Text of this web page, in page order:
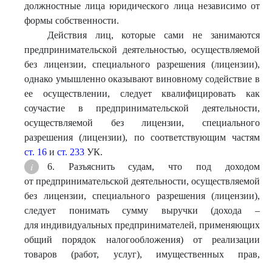
должностные лица юридического лица независимо от
формы собственности.
Действия лиц, которые сами не занимаются
предпринимательской деятельностью, осуществляемой
без лицензии, специального разрешения (лицензии),
однако умышленно оказывают виновному содействие в
ее осуществлении, следует квалифицировать как
соучастие в предпринимательской деятельности,
осуществляемой без лицензии, специального
разрешения (лицензии), по соответствующим частям
ст. 16 и ст. 233 УК.
6. Разъяснить судам, что под доходом
от предпринимательской деятельности, осуществляемой
без лицензии, специального разрешения (лицензии),
следует понимать сумму выручки (дохода –
для индивидуальных предпринимателей, применяющих
общий порядок налогообложения) от реализации
товаров (работ, услуг), имущественных прав,